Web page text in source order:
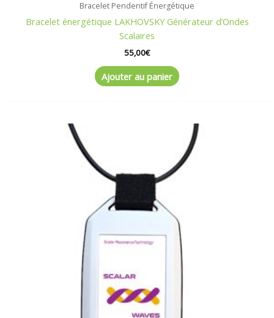
Bracelet Pendentif Énergétique
Bracelet énergétique LAKHOVSKY Générateur d’Ondes
Scalaires
55,00€
Ajouter au panier